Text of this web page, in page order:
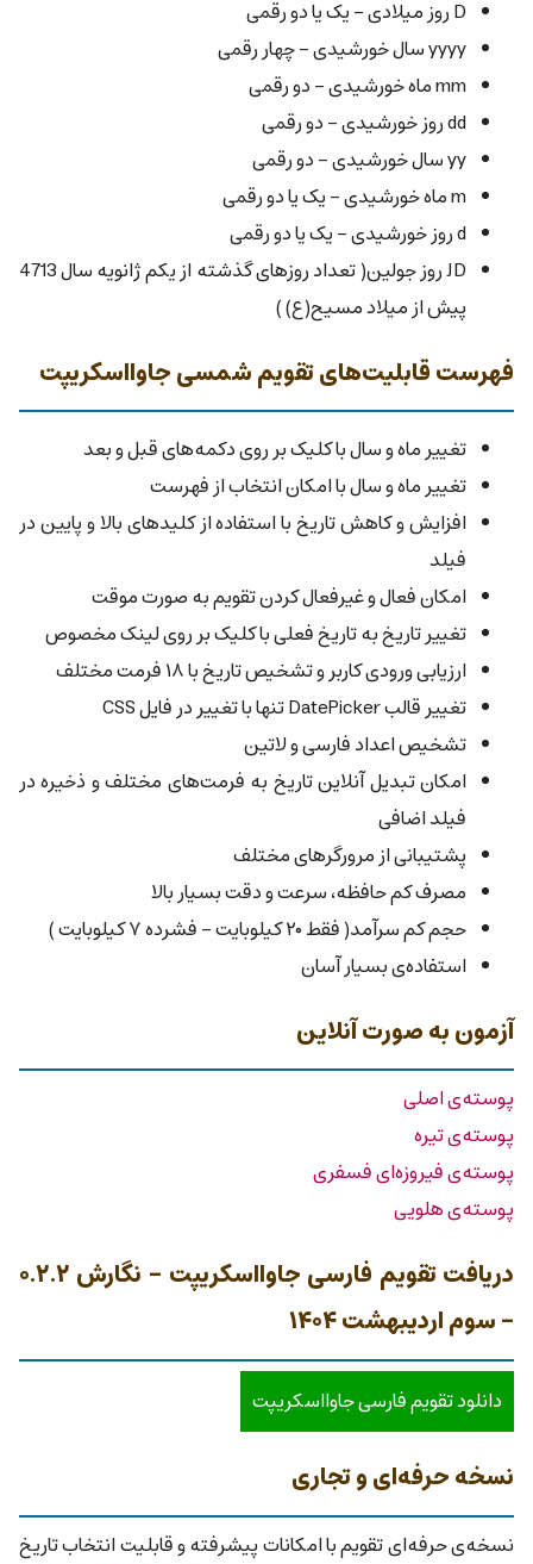
D روز میلادی - یک یا دو رقمی
yyyy سال خورشیدی - چهار رقمی
mm ماه خورشیدی - دو رقمی
dd روز خورشیدی - دو رقمی
yy سال خورشیدی - دو رقمی
m ماه خورشیدی - یک یا دو رقمی
d روز خورشیدی - یک یا دو رقمی
JD روز جولین( تعداد روزهای گذشته از یکم ژانویه سال 4713
پیش از میلاد مسیح(ع) )
فهرست قابلیت‌های تقویم شمسی جاوااسکریپت
تغییر ماه و سال با کلیک بر روی دکمه‌های قبل و بعد
تغییر ماه و سال با امکان انتخاب از فهرست
افزایش و کاهش تاریخ با استفاده از کلیدهای بالا و پایین در
فیلد
امکان فعال و غیرفعال کردن تقویم به صورت موقت
تغییر تاریخ به تاریخ فعلی با کلیک بر روی لینک مخصوص
ارزیابی ورودی کاربر و تشخیص تاریخ با ۱۸ فرمت مختلف
تغییر قالب DatePicker تنها با تغییر در فایل CSS
تشخیص اعداد فارسی و لاتین
امکان تبدیل آنلاین تاریخ به فرمت‌های مختلف و ذخیره در
فیلد اضافی
پشتیبانی از مرورگرهای مختلف
مصرف کم حافظه، سرعت و دقت بسیار بالا
حجم کم سرآمد( فقط ۲۰ کیلوبایت - فشرده ۷ کیلوبایت )
استفاده‌ی بسیار آسان
آزمون به صورت آنلاین
پوسته‌ی اصلی
پوسته‌ی تیره
پوسته‌ی فیروزه‌ای فسفری
پوسته‌ی هلویی
دریافت تقویم فارسی جاوااسکریپت - نگارش ۰.۲.۲
- سوم اردیبهشت ۱۴۰۴
دانلود تقویم فارسی جاوااسکریپت
نسخه حرفه‌ای و تجاری
نسخه‌ی حرفه‌ای تقویم با امکانات پیشرفته و قابلیت انتخاب تاریخ